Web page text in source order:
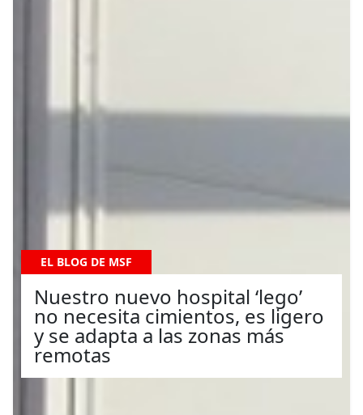
EL BLOG DE MSF
Nuestro nuevo hospital ‘lego’
no necesita cimientos, es ligero
y se adapta a las zonas más
remotas